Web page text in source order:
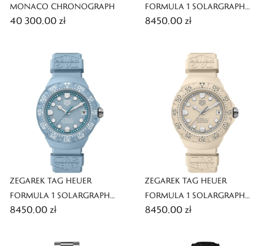
MONACO CHRONOGRAPH
40 300,00 zł
FORMULA 1 SOLARGRAPH
LIMITED EDITION
8450,00 zł
ZEGAREK TAG HEUER
FORMULA 1 SOLARGRAPH
LIMITED EDITION
8450,00 zł
ZEGAREK TAG HEUER
FORMULA 1 SOLARGRAPH
LIMITED EDITION
8450,00 zł